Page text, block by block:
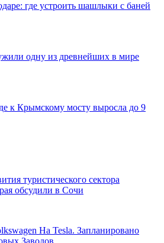
где устроить шашлыки с баней
одну из древнейших в мире
к Крымскому мосту выросла до 9
туристического сектора
обсудили в Сочи
На Tesla. Запланировано
Заводов